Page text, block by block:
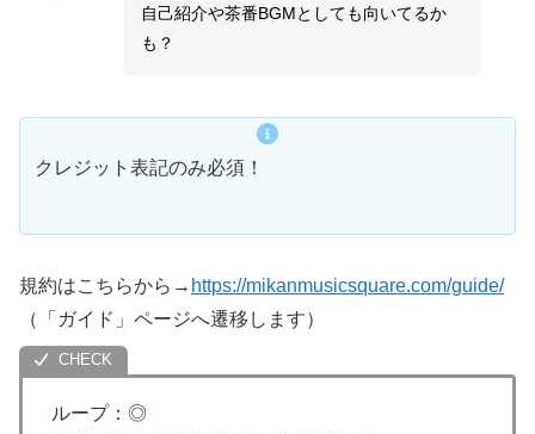
自己紹介や茶番BGMとしても向いてるか
も？
クレジット表記のみ必須！
規約はこちらから→ https://mikanmusicsquare.com/guide/
（「ガイド」ページへ遷移します）
ループ：◎